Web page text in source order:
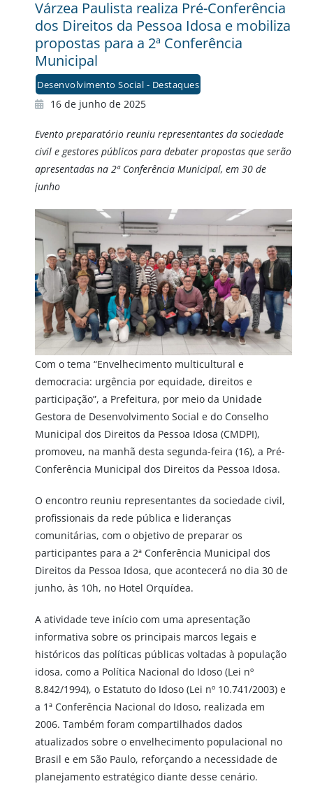
Várzea Paulista realiza Pré-Conferência
dos Direitos da Pessoa Idosa e mobiliza
propostas para a 2ª Conferência
Municipal
Desenvolvimento Social - Destaques
16 de junho de 2025
Evento preparatório reuniu representantes da sociedade
civil e gestores públicos para debater propostas que serão
apresentadas na 2ª Conferência Municipal, em 30 de
junho
Com o tema “Envelhecimento multicultural e
democracia: urgência por equidade, direitos e
participação”, a Prefeitura, por meio da Unidade
Gestora de Desenvolvimento Social e do Conselho
Municipal dos Direitos da Pessoa Idosa (CMDPI),
promoveu, na manhã desta segunda-feira (16), a Pré-
Conferência Municipal dos Direitos da Pessoa Idosa.
O encontro reuniu representantes da sociedade civil,
profissionais da rede pública e lideranças
comunitárias, com o objetivo de preparar os
participantes para a 2ª Conferência Municipal dos
Direitos da Pessoa Idosa, que acontecerá no dia 30 de
junho, às 10h, no Hotel Orquídea.
A atividade teve início com uma apresentação
informativa sobre os principais marcos legais e
históricos das políticas públicas voltadas à população
idosa, como a Política Nacional do Idoso (Lei nº
8.842/1994), o Estatuto do Idoso (Lei nº 10.741/2003) e
a 1ª Conferência Nacional do Idoso, realizada em
2006. Também foram compartilhados dados
atualizados sobre o envelhecimento populacional no
Brasil e em São Paulo, reforçando a necessidade de
planejamento estratégico diante desse cenário.